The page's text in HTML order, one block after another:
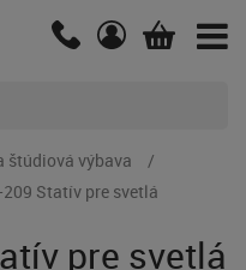
štúdiová výbava
Statív pre svetlá
pre svetlá